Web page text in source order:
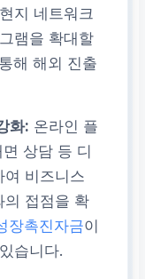
지 네트워크
램을 확대할
해 해외 진출
화: 온라인 플
상담 등 디
여 비즈니스
의 접점을 확
장촉진자금이
습니다.